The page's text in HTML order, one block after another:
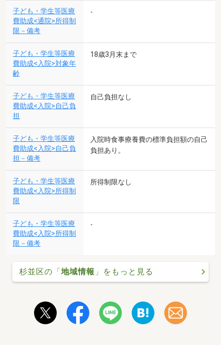
子ども・学生等医療
費助成<通院>所得制
限－備考
-
子ども・学生等医療
費助成<入院>対象年
齢
18歳3月末まで
子ども・学生等医療
費助成<入院>自己負
担
自己負担なし
子ども・学生等医療
費助成<入院>自己負
担－備考
入院時食事療養費の標準負担額の自己
負担あり。
子ども・学生等医療
費助成<入院>所得制
限
所得制限なし
子ども・学生等医療
費助成<入院>所得制
限－備考
-
杉並区の「地域情報 」をもっと見る